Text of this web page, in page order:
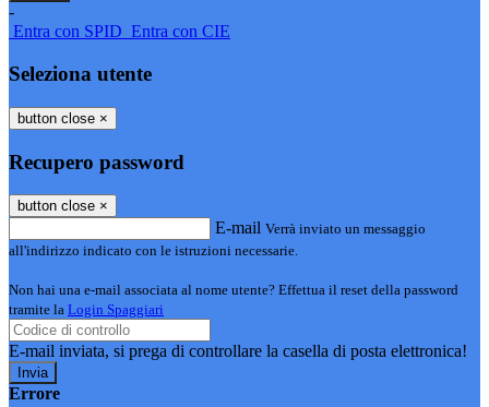
-
Entra con SPID Entra con CIE
Seleziona utente
button close ×
Recupero password
button close ×
E-mail Verrà inviato un messaggio
all'indirizzo indicato con le istruzioni necessarie.
Non hai una e-mail associata al nome utente? Effettua il reset della password
tramite la Login Spaggiari
E-mail inviata, si prega di controllare la casella di posta elettronica!
Errore